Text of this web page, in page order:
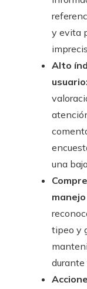
y evita
Alto
usuario:
una
tipeo y